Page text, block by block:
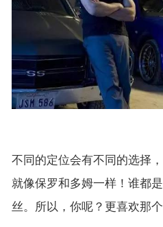
不同的定位会有不同的选择
就像保罗和多姆一样！谁都
丝。所以，你呢？更喜欢那个